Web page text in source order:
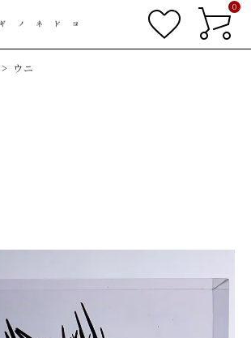
0
ウニ